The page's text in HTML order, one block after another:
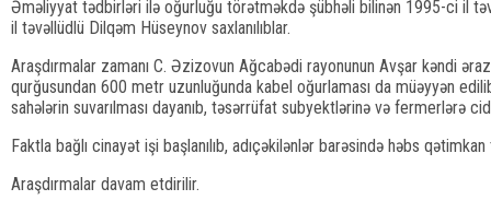
Əməliyyat tədbirləri ilə oğurluğu törətməkdə şübhəli bilinən 1995-ci il
il təvəllüdlü Dilqəm Hüseynov saxlanılıblar.
Araşdırmalar zamanı C. Əzizovun Ağcabədi rayonunun Avşar kəndi
qurğusundan 600 metr uzunluğunda kabel oğurlaması da müəyyən
sahələrin suvarılması dayanıb, təsərrüfat subyektlərinə və fermerlərə
Faktla bağlı cinayət işi başlanılıb, adıçəkilənlər barəsində həbs
Araşdırmalar davam etdirilir.